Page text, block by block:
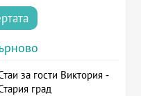
за гости Виктория -
град